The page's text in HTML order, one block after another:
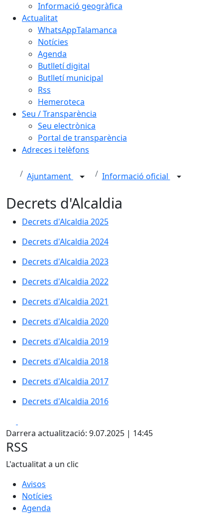
Informació geogràfica
Actualitat
WhatsAppTalamanca
Notícies
Agenda
Butlletí digital
Butlletí municipal
Rss
Hemeroteca
Seu / Transparència
Seu electrònica
Portal de transparència
Adreces i telèfons
Ajuntament Informació oficial
Decrets d'Alcaldia
Decrets d'Alcaldia 2025
Decrets d'Alcaldia 2024
Decrets d'Alcaldia 2023
Decrets d'Alcaldia 2022
Decrets d'Alcaldia 2021
Decrets d'Alcaldia 2020
Decrets d'Alcaldia 2019
Decrets d'Alcaldia 2018
Decrets d'Alcaldia 2017
Decrets d'Alcaldia 2016
Darrera actualització: 9.07.2025 | 14:45
RSS
L'actualitat a un clic
Avisos
Notícies
Agenda